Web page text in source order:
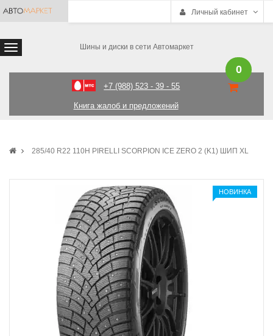
Личный кабинет
Шины и диски в сети Автомаркет
+7 (988) 523 - 39 - 55
Книга жалоб и предложений
0
285/40 R22 110H PIRELLI SCORPION ICE ZERO 2 (K1) ШИП XL
НОВИНКА